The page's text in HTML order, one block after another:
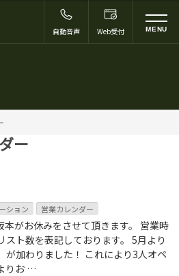
自動音声 Web受付 MENU
ー
ション 営業カレンダー
がお休みをさせて頂きます。 営業時
スト数を表記しております。 5月より
が加わりました！ これにより3人オペ
りお …